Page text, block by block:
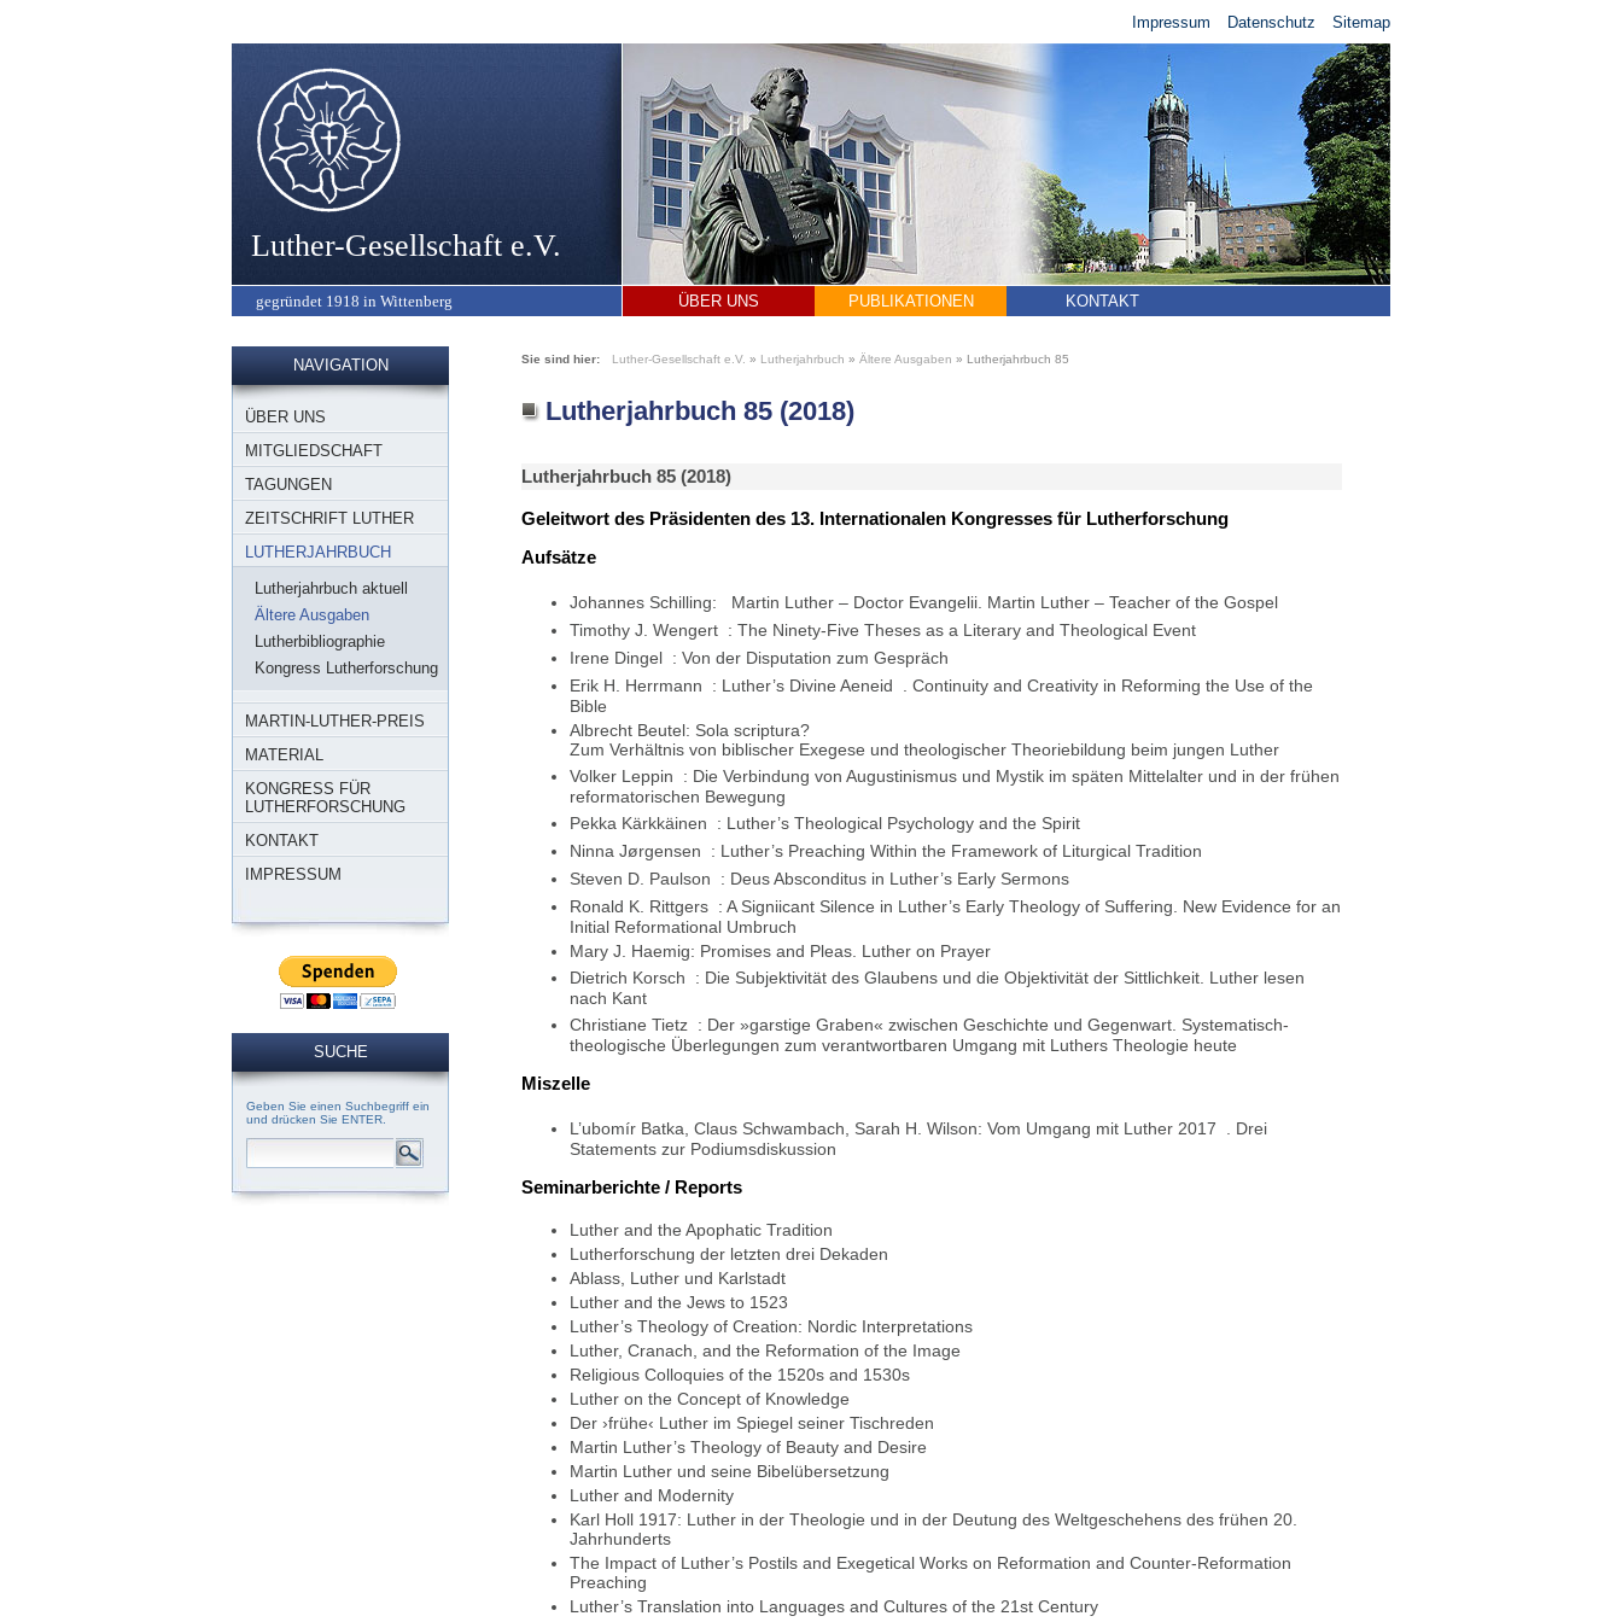
Impressum Datenschutz Sitemap
Luther-Gesellschaft e.V.
gegründet 1918 in Wittenberg ÜBER UNS PUBLIKATIONEN KONTAKT
NAVIGATION
ÜBER UNS
MITGLIEDSCHAFT
TAGUNGEN
ZEITSCHRIFT LUTHER
LUTHERJAHRBUCH
Lutherjahrbuch aktuell
Ältere Ausgaben
Lutherbibliographie
Kongress Lutherforschung
MARTIN-LUTHER-PREIS
MATERIAL
KONGRESS FÜR
LUTHERFORSCHUNG
KONTAKT
IMPRESSUM
SUCHE
Geben Sie einen Suchbegriff ein
und drücken Sie ENTER.
Sie sind hier: Luther-Gesellschaft e.V. » Lutherjahrbuch » Ältere Ausgaben » Lutherjahrbuch 85
Lutherjahrbuch 85 (2018)
Lutherjahrbuch 85 (2018)
Geleitwort des Präsidenten des 13. Internationalen Kongresses für Lutherforschung
Aufsätze
Johannes Schilling: Martin Luther – Doctor Evangelii. Martin Luther – Teacher of the Gospel
Timothy J. Wengert : The Ninety-Five Theses as a Literary and Theological Event
Irene Dingel : Von der Disputation zum Gespräch
Erik H. Herrmann : Luther’s Divine Aeneid . Continuity and Creativity in Reforming the Use of the
Bible
Albrecht Beutel: Sola scriptura?
Zum Verhältnis von biblischer Exegese und theologischer Theoriebildung beim jungen Luther
Volker Leppin : Die Verbindung von Augustinismus und Mystik im späten Mittelalter und in der frühen
reformatorischen Bewegung
Pekka Kärkkäinen : Luther’s Theological Psychology and the Spirit
Ninna Jørgensen : Luther’s Preaching Within the Framework of Liturgical Tradition
Steven D. Paulson : Deus Absconditus in Luther’s Early Sermons
Ronald K. Rittgers : A Signiicant Silence in Luther’s Early Theology of Suffering. New Evidence for an
Initial Reformational Umbruch
Mary J. Haemig: Promises and Pleas. Luther on Prayer
Dietrich Korsch : Die Subjektivität des Glaubens und die Objektivität der Sittlichkeit. Luther lesen
nach Kant
Christiane Tietz : Der »garstige Graben« zwischen Geschichte und Gegenwart. Systematisch-
theologische Überlegungen zum verantwortbaren Umgang mit Luthers Theologie heute
Miszelle
L’ubomír Batka, Claus Schwambach, Sarah H. Wilson: Vom Umgang mit Luther 2017 . Drei
Statements zur Podiumsdiskussion
Seminarberichte / Reports
Luther and the Apophatic Tradition
Lutherforschung der letzten drei Dekaden
Ablass, Luther und Karlstadt
Luther and the Jews to 1523
Luther’s Theology of Creation: Nordic Interpretations
Luther, Cranach, and the Reformation of the Image
Religious Colloquies of the 1520s and 1530s
Luther on the Concept of Knowledge
Der ›frühe‹ Luther im Spiegel seiner Tischreden
Martin Luther’s Theology of Beauty and Desire
Martin Luther und seine Bibelübersetzung
Luther and Modernity
Karl Holl 1917: Luther in der Theologie und in der Deutung des Weltgeschehens des frühen 20.
Jahrhunderts
The Impact of Luther’s Postils and Exegetical Works on Reformation and Counter-Reformation
Preaching
Luther’s Translation into Languages and Cultures of the 21st Century